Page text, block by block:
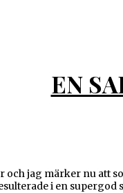
EN
och jag märker nu att
i en supergod